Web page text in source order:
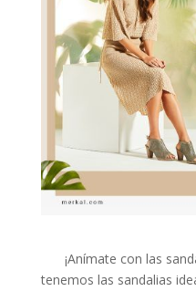
¡Anímate con las
tenemos las sandalias